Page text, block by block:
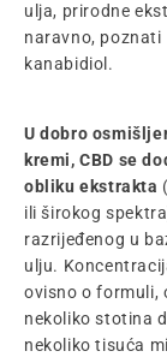
ulja, prirodne
naravno, poznati
kanabidiol.
U dobro
kremi, CBD se
obliku ekstrakta
ili širokog
razrijeđenog u
ulju.
ovisno o formuli,
nekoliko stotina
nekoliko tisuća